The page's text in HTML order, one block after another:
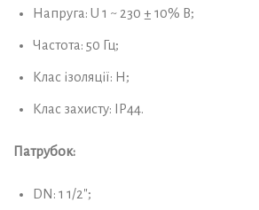
Напруга: U 1 ~ 230 ± 10% В;
Частота: 50 Гц;
Клас ізоляції: Н;
Клас захисту: IP44.
Патрубок:
DN: 1 1/2″;